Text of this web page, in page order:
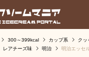
300～399kcal カップ系 クッ
レアチーズ味 明治
明治エッセ